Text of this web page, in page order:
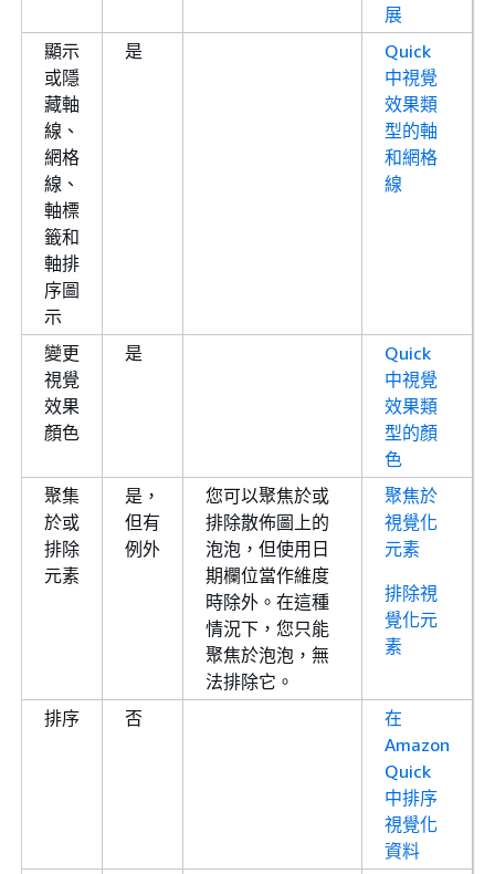
展
顯示
或隱
藏軸
線、
網格
線、
軸標
籤和
軸排
序圖
示
是
Quick
中視覺
效果類
型的軸
和網格
線
變更
視覺
效果
顏色
是
Quick
中視覺
效果類
型的顏
色
聚集
於或
排除
元素
是，
但有
例外
您可以聚焦於或
排除散佈圖上的
泡泡，但使用日
期欄位當作維度
時除外。在這種
情況下，您只能
聚焦於泡泡，無
法排除它。
聚焦於
視覺化
元素
排除視
覺化元
素
排序 否
在
Amazon
Quick
中排序
視覺化
資料